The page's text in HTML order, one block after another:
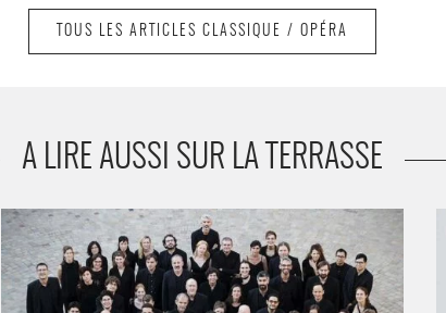
TOUS LES ARTICLES CLASSIQUE / OPÉRA
A LIRE AUSSI SUR LA TERRASSE
6ème édition du Festival OuVERTures réunit 12
ensembles membres de la Févis - Critique sortie
Classique / Opéra Paris